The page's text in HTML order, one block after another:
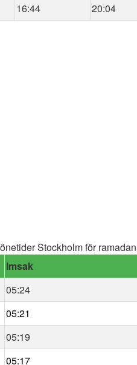
16:44 20:04
Stockholm för
Imsak
05:24
05:21
05:19
05:17